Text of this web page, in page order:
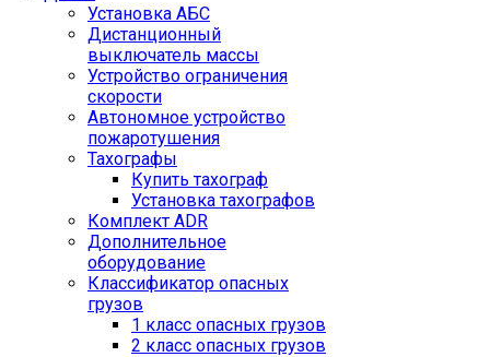
Установка АБС
Дистанционный
выключатель массы
Устройство ограничения
скорости
Автономное устройство
пожаротушения
Тахографы
Купить тахограф
Установка тахографов
Комплект ADR
Дополнительное
оборудование
Классификатор опасных
грузов
1 класс опасных грузов
2 класс опасных грузов